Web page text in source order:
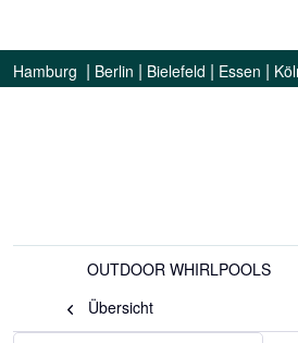
Hamburg | Berlin | Bielefeld | Essen |
OUTDOOR WHIRLPOOLS
Übersicht